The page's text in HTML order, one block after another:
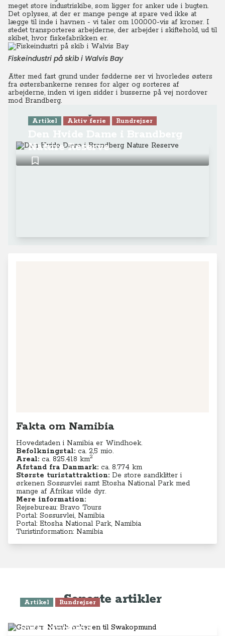
meget store industriskibe, som ligger for anker ude i bugten.
Det oplyses, at der er mange penge at spare ved ikke at
lægge til inde i havnen - vi taler om 100.000-vis af kroner. I
stedet transporteres arbejderne, der arbejder i skiftehold, ud til
skibet, hvor fiskefabrikken er.
Fiskeindustri på skib i Walvis Bay
Atter med fast grund under fødderne ser vi hvorledes østers
fra østersbankerne renses for alger og sorteres af
arbejderne, inden vi igen sidder i busserne på vej nordover
mod Brandberg.
Læs mere
Artikel Aktiv ferie Rundrejser
Nature Reserve
Fakta om Namibia
Hovedstaden i Namibia er Windhoek.
Befolkningstal: ca. 2,5 mio.
Areal: ca. 825.418 km2
Afstand fra Danmark: ca. 8.774 km
Største turistattraktion: De store sandklitter i
ørkenen Sossusvlei samt Etosha National Park med
mange af Afrikas vilde dyr.
Mere information:
Rejsebureau: Bravo Tours
Portal: Sossusvlei, Namibia
Portal: Etosha National Park, Namibia
Turistinformation: Namibia
Seneste artikler
Artikel Rundrejser
Swakopmund